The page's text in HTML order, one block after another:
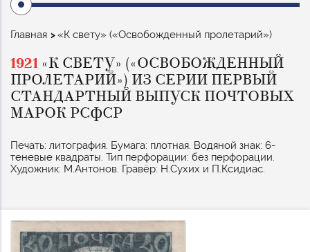
Строка
Главная «К свету» («Освобожденный пролетарий»)
1921 «К СВЕТУ» («ОСВОБОЖДЕННЫЙ
ПРОЛЕТАРИЙ») ИЗ СЕРИИ ПЕРВЫЙ
СТАНДАРТНЫЙ ВЫПУСК ПОЧТОВЫХ
МАРОК РСФСР
Печать: литография. Бумага: плотная. Водяной знак: 6-
теневые квадраты. Тип перфорации: без перфорации.
Художник: М.Антонов. Гравёр: Н.Сухих и П.Ксидиас.